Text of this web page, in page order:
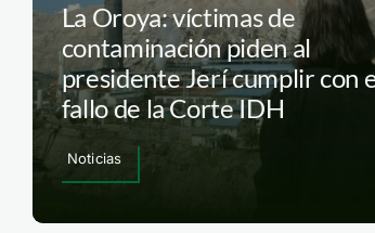
La Oroya: víctimas de
contaminación piden al
presidente Jerí cumplir con
fallo de la Corte IDH
Noticias